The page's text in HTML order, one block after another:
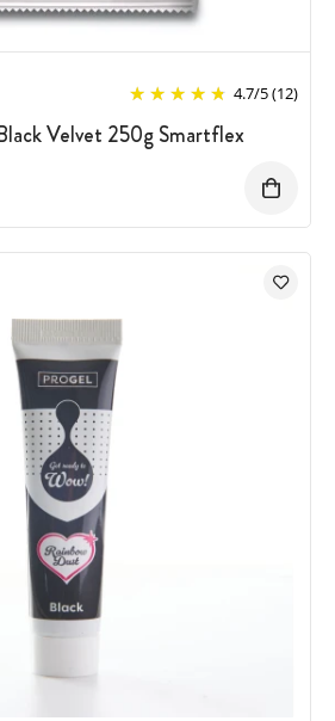
4.7/5(12)
Velvet 250g Smartflex
: